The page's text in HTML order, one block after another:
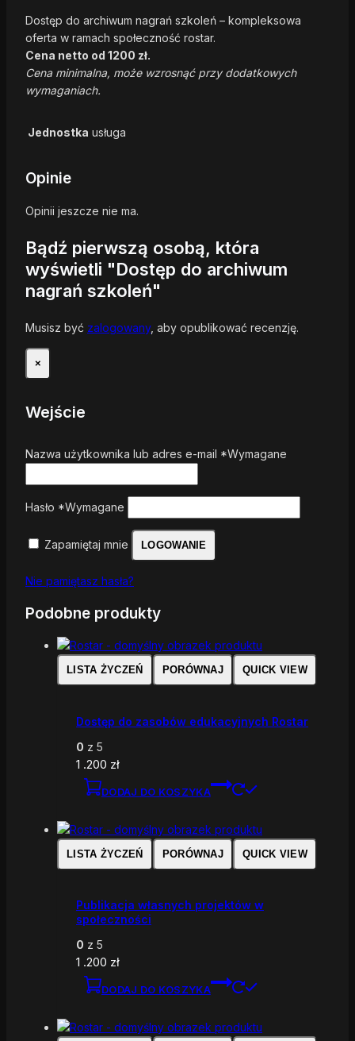
Dostęp do archiwum nagrań szkoleń – kompleksowa
oferta w ramach społeczność rostar.
Cena netto od 1200 zł.
Cena minimalna, może wzrosnąć przy dodatkowych
wymaganiach.
Jednostka usługa
Opinie
Opinii jeszcze nie ma.
Bądź pierwszą osobą, która
wyświetli "Dostęp do archiwum
nagrań szkoleń"
Musisz być zalogowany, aby opublikować recenzję.
×
Wejście
Nazwa użytkownika lub adres e-mail *Wymagane
Hasło *Wymagane
Zapamiętaj mnie LOGOWANIE
Nie pamiętasz hasła?
Podobne produkty
LISTA ŻYCZEŃ PORÓWNAJ QUICK VIEW
Dostęp do zasobów edukacyjnych Rostar
0 z 5
1 .200 zł
DODAJ DO KOSZYKA
LISTA ŻYCZEŃ PORÓWNAJ QUICK VIEW
Publikacja własnych projektów w
społeczności
0 z 5
1 .200 zł
DODAJ DO KOSZYKA